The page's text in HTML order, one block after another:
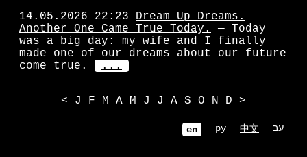
14.05.2026 22:23
Dream Up Dreams.
Another One Came True Today.
— Today
was a big day: my wife and I finally
made one of our dreams about our future
come true.
...
< J F M A M J J A S O N D >
en ру 中文 עב